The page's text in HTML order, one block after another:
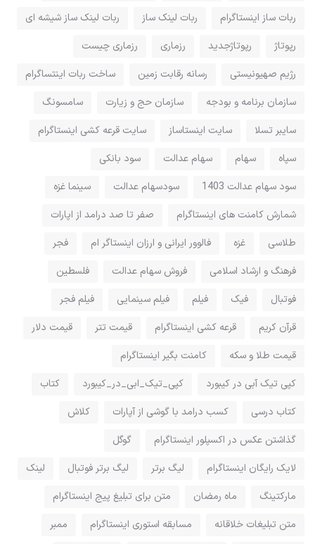
ربات ساز اینستاگرام ربات لینک ساز
ربات لینک ساز شیشه ای
رپوتاژ
رپوتاژجدید رزماری
رزماری چیست
رژیم صهیونیستی
رسانه رقابت زمین
ساخت ربات اینتساگرام
سازمان برنامه و بودجه
سازمان حج و زیارت
سامسونگ
سایبر تسلا
سایت اینستاساز
سایت قرعه کشی اینستاگرام
سپاه
سهام سهام عدالت
سود بانکی
سود سهام عدالت 1403
سودسهام عدالت
سینما غزه
شمارش کامنت های اینستاگرام
صفر تا صد درامد از اپارات
طلاسی
غزه فالوور ایرانی و ارزان اینستاگر ام
فجر
فرهنگ و ارشاد اسلامی
فروش سهام عدالت
فلسطین
فوتبال
فیک فیلم فیلم سینمایی
فیلم فجر
قرآن کریم
قرعه کشی اینستاگرام قیمت تتر
قیمت دلار
قیمت طلا و سکه
کامنت بگیر اینستاگرام
کپی تیک آبی در کیبورد
کپی_تیک_ابی_در_کیبورد
کتاب
کتاب درسی
کسب درامد با گوشی از آپارات
کلاش
گذاشتن عکس در اکسپلور اینستاگرام
گوگل
لایک رایگان اینستاگرام
لیگ برتر لیگ برتر فوتبال
لینک
مارکتینگ
ماه رمضان
متن برای تبلیغ پیج اینستاگرام
متن تبلیغات خلاقانه
مسابقه استوری اینستاگرام
ممبر